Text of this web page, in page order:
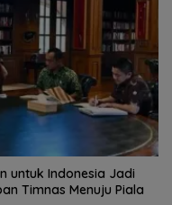
untuk Indonesia Jadi
Timnas Menuju Piala